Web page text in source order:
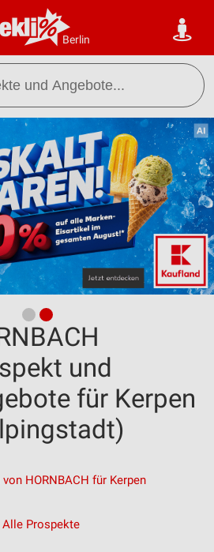
Berlin
und
für Kerpen
HORNBACH für Kerpen
Alle Prospekte